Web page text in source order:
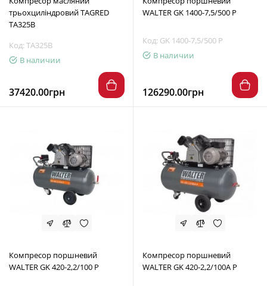
трьохциліндровий TAGRED
TA325B
Код: TA325B
В наличии
37420.00грн
WALTER GK 1400-7,5/500 P
Код: GK 1400-7,5/500 P
В наличии
126290.00грн
Компресор поршневий
WALTER GK 420-2,2/100 P
Компресор поршневий
WALTER GK 420-2,2/100A P